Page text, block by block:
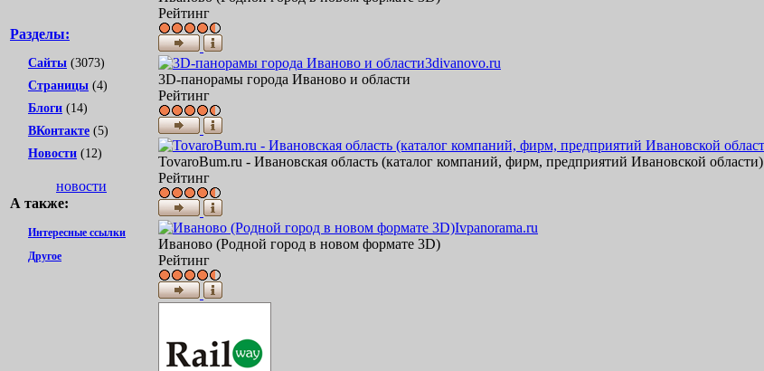
Разделы:
Сайты (3073)
Страницы (4)
Блоги (14)
ВКонтакте (5)
Новости (12)
новости
А также:
Интересные ссылки
Другое
Рейтинг
3divanovo.ru
3D-панорамы города Иваново и области
Рейтинг
TovaroBum.ru - Ивановская область (каталог компаний, фирм, предприятий Ивановской области)
Рейтинг
Ivpanorama.ru
Иваново (Родной город в новом формате 3D)
Рейтинг